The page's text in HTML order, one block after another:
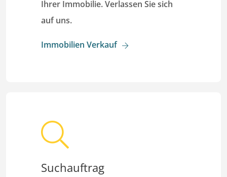
Ihrer Immobilie. Verlassen Sie sich
auf uns.
Immobilien Verkauf
Suchauftrag